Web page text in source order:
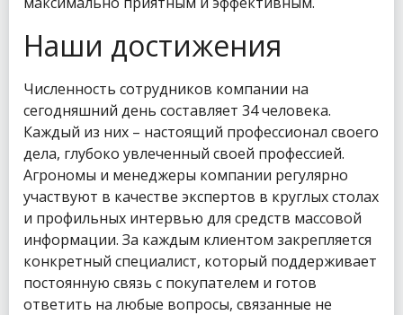
Наши достижения
Численность сотрудников компании на
сегодняшний день составляет 34 человека.
Каждый из них – настоящий профессионал своего
дела, глубоко увлеченный своей профессией.
Агрономы и менеджеры компании регулярно
участвуют в качестве экспертов в круглых столах
и профильных интервью для средств массовой
информации. За каждым клиентом закрепляется
конкретный специалист, который поддерживает
постоянную связь с покупателем и готов
ответить на любые вопросы, связанные не